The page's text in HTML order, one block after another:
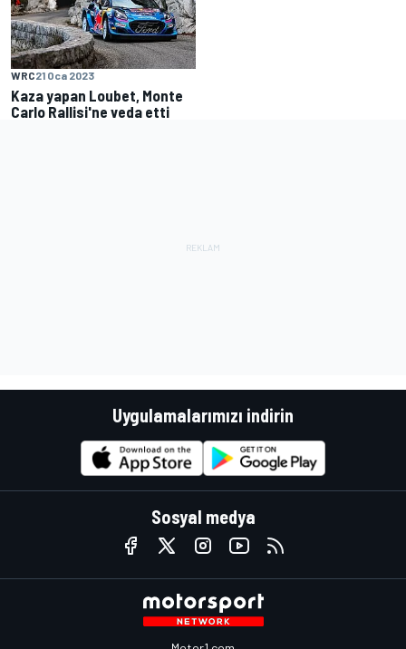
WRC21 Oca 2023
Kaza yapan Loubet, Monte
Carlo Rallisi'ne veda etti
Uygulamalarımızı indirin
Sosyal medya